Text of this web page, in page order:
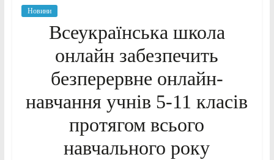
Новини
Всеукраїнська школа
онлайн забезпечить
безперервне онлайн-
навчання учнів 5-11 класів
протягом всього
навчального року